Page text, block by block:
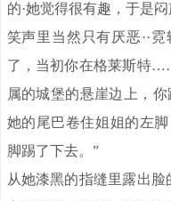
的·她觉得很有趣，于是闷
笑声里当然只有厌恶··
了，当初你在格莱斯特
属的城堡的悬崖边上，
她的尾巴卷住姐姐的左
脚踢了下去。”
从她漆黑的指缝里露出